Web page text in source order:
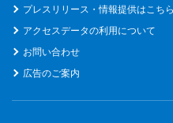
プレスリリース・情報提供はこち
アクセスデータの利用について
お問い合わせ
広告のご案内